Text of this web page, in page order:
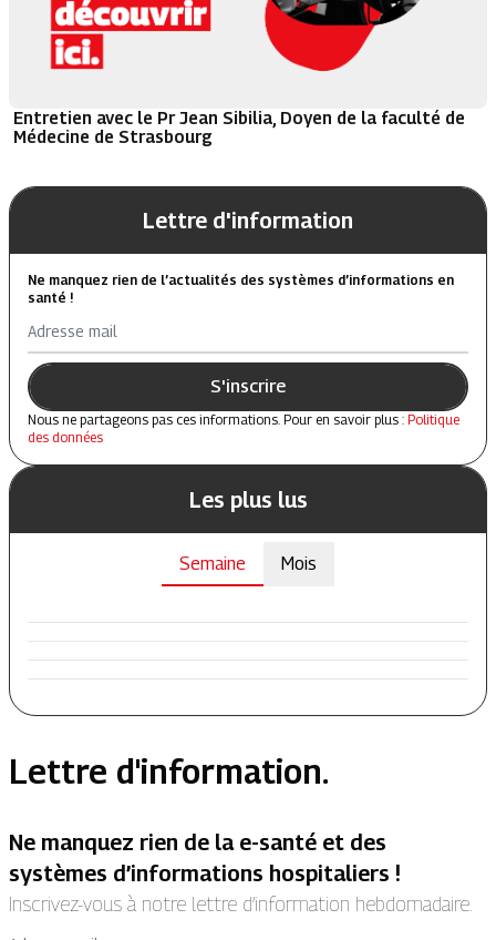
Entretien avec le Pr Jean Sibilia, Doyen de la faculté de
Médecine de Strasbourg
Lettre d'information
Ne manquez rien de l’actualités des systèmes d’informations en
santé !
Adresse mail
S'inscrire
Nous ne partageons pas ces informations. Pour en savoir plus : Politique
des données
Les plus lus
Semaine Mois
Lettre d'information.
Ne manquez rien de la e-santé et des
systèmes d’informations hospitaliers !
Inscrivez-vous à notre lettre d’information hebdomadaire.